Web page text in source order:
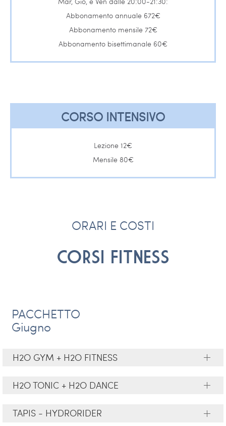
Abbonamento annuale 672€
Abbonamento mensile 72€
Abbonamento bisettimanale 60€
CORSO INTENSIVO
Lezione 12€
Mensile 80€
ORARI E COSTI
CORSI FITNESS
PACCHETTO
Giugno
H2O GYM + H2O FITNESS
H2O TONIC + H2O DANCE
TAPIS - HYDRORIDER